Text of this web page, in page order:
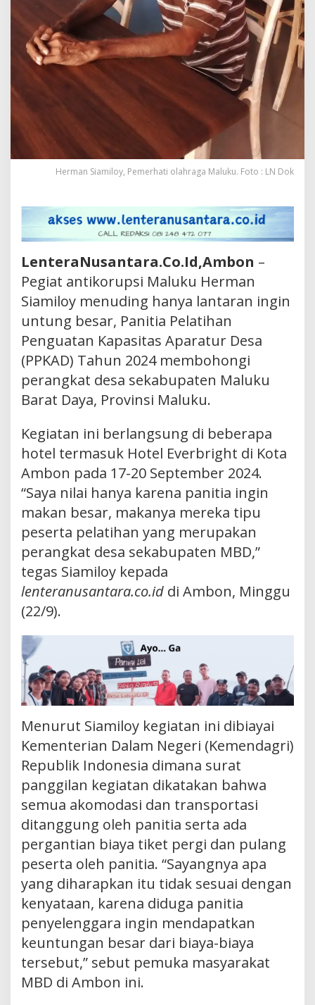
Herman Siamiloy, Pemerhati olahraga Maluku. Foto : LN Dok
LenteraNusantara.Co.Id,Ambon –
Pegiat antikorupsi Maluku Herman
Siamiloy menuding hanya lantaran ingin
untung besar, Panitia Pelatihan
Penguatan Kapasitas Aparatur Desa
(PPKAD) Tahun 2024 membohongi
perangkat desa sekabupaten Maluku
Barat Daya, Provinsi Maluku.
Kegiatan ini berlangsung di beberapa
hotel termasuk Hotel Everbright di Kota
Ambon pada 17-20 September 2024.
“Saya nilai hanya karena panitia ingin
makan besar, makanya mereka tipu
peserta pelatihan yang merupakan
perangkat desa sekabupaten MBD,”
tegas Siamiloy kepada
lenteranusantara.co.id di Ambon, Minggu
(22/9).
Menurut Siamiloy kegiatan ini dibiayai
Kementerian Dalam Negeri (Kemendagri)
Republik Indonesia dimana surat
panggilan kegiatan dikatakan bahwa
semua akomodasi dan transportasi
ditanggung oleh panitia serta ada
pergantian biaya tiket pergi dan pulang
peserta oleh panitia. “Sayangnya apa
yang diharapkan itu tidak sesuai dengan
kenyataan, karena diduga panitia
penyelenggara ingin mendapatkan
keuntungan besar dari biaya-biaya
tersebut,” sebut pemuka masyarakat
MBD di Ambon ini.